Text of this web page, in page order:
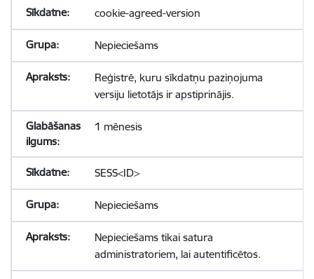
cookie-agreed-version
Nepieciešams
Reģistrē, kuru sīkdatņu paziņojuma
versiju lietotājs ir apstiprinājis.
1 mēnesis
SESS<ID>
Nepieciešams
Nepieciešams tikai satura
administratoriem, lai autentificētos.